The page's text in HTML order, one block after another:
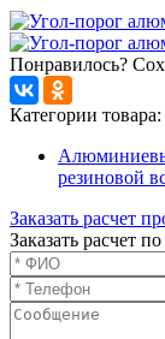
Понравилось?
Категории товара:
резиновой
Заказать расчет
Заказать расчет